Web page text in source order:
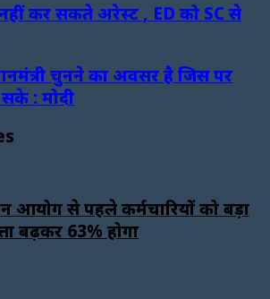
कर सकते अरेस्ट , ED को SC से
चुनने का अवसर है जिस पर
: मोदी
आयोग से पहले कर्मचारियों को बड़ा
बढ़कर 63% होगा